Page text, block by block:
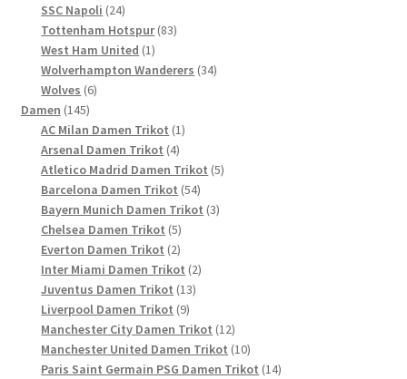
SSC Napoli 2424
Produkte
Tottenham Hotspur 8383
West Ham United 11
Produkt
Wolverhampton Wanderers 3434
Wolves 66
Damen 145145
Produkte
AC Milan Damen Trikot 11
Arsenal Damen Trikot 44
Produkte
Atletico Madrid Damen Trikot 55
Barcelona Damen Trikot 5454
Produkte
Bayern Munich Damen Trikot 33
Chelsea Damen Trikot 55
Produkte
Everton Damen Trikot 22
Produkte
Inter Miami Damen Trikot 22
Juventus Damen Trikot 1313
Liverpool Damen Trikot 99
Produkte
Manchester City Damen Trikot 1212
Produkte
Manchester United Damen Trikot 1010
Produkte
Paris Saint Germain PSG Damen Trikot 1414